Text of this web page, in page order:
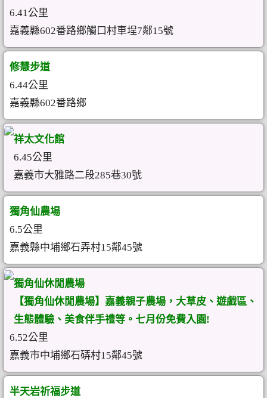
6.41公里
嘉義縣602番路鄉觸口村車埕7鄰15號
修慧步道
6.44公里
嘉義縣602番路鄉
祥太文化館
6.45公里
嘉義市大雅路二段285巷30號
獨角仙農場
6.5公里
嘉義縣中埔鄉石弄村15鄰45號
獨角仙休閒農場
【獨角仙休閒農場】嘉義親子農場，大草皮、遊戲區、
生態體驗、美食伴手禮等。七月份免費入園!
6.52公里
嘉義市中埔鄉石硦村15鄰45號
半天岩祈福步道